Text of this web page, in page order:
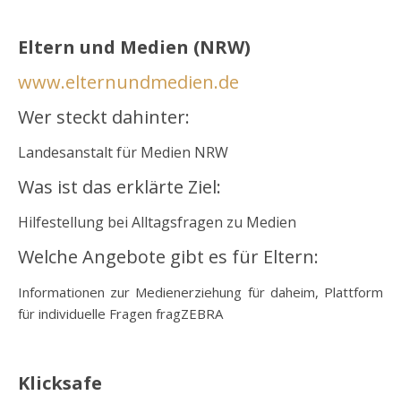
Eltern und Medien (NRW)
www.elternundmedien.de
Wer steckt dahinter:
Landesanstalt für Medien NRW
Was ist das erklärte Ziel:
Hilfestellung bei Alltagsfragen zu Medien
Welche Angebote gibt es für Eltern:
Informationen zur Medienerziehung für daheim, Plattform
für individuelle Fragen fragZEBRA
Klicksafe